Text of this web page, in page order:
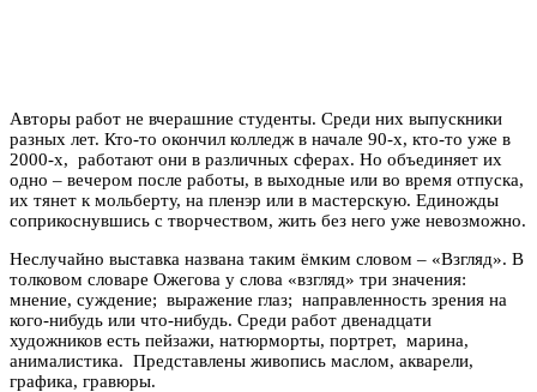
Авторы работ не вчерашние студенты. Среди них выпускники
разных лет. Кто-то окончил колледж в начале 90-х, кто-то уже в
2000-х, работают они в различных сферах. Но объединяет их
одно – вечером после работы, в выходные или во время отпуска,
их тянет к мольберту, на пленэр или в мастерскую. Единожды
соприкоснувшись с творчеством, жить без него уже невозможно.
Неслучайно выставка названа таким ёмким словом – «Взгляд». В
толковом словаре Ожегова у слова «взгляд» три значения:
мнение, суждение; выражение глаз; направленность зрения на
кого-нибудь или что-нибудь. Среди работ двенадцати
художников есть пейзажи, натюрморты, портрет, марина,
анималистика. Представлены живопись маслом, акварели,
графика, гравюры.